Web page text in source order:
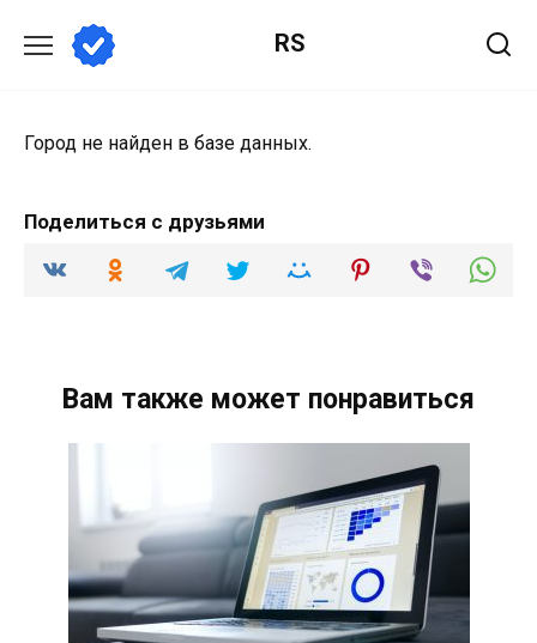
содержанию
RS
Город не найден в базе данных.
Поделиться с друзьями
Вам также может понравиться